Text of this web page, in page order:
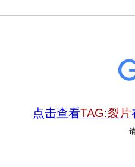
点击查看TAG:裂片